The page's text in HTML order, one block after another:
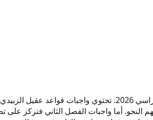
أما واجبات الفصل الثاني فتركز على